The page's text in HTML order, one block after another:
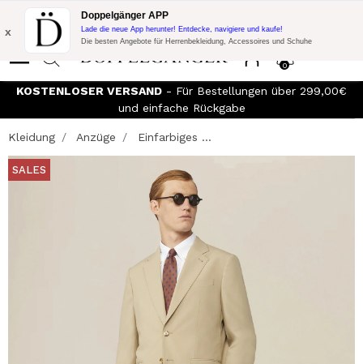
Blitzangebot:
10% Extra-Rabatt auf 300€ Einkauf mit Code:
DOPPEL300
0
x
Doppelgänger APP
Lade die neue App herunter! Entdecke, navigiere und kaufe!
Die besten Angebote für Herrenbekleidung, Accessoires und Schuhe
KOSTENLOSER VERSAND - Für Bestellungen über 299,00€
und einfache Rückgabe
Kleidung Anzüge Einfarbiges ...
SALES